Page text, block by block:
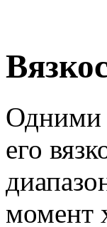
Одними
его
момент